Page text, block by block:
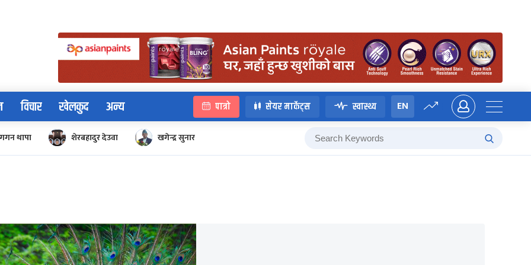
विचार खेलकुद अन्य पात्रो सेयर मार्केट्स स्वास्थ्य EN
गगन थापा शेरबहादुर देउवा खगेन्द्र सुनार